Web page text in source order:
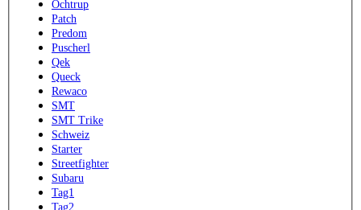
Ochtrup
Patch
Predom
Puscherl
Qek
Queck
Rewaco
SMT
SMT Trike
Schweiz
Starter
Streetfighter
Subaru
Tag1
Tag2